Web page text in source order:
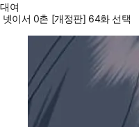
대여
넷이서 0촌 [개정판] 64화 선택